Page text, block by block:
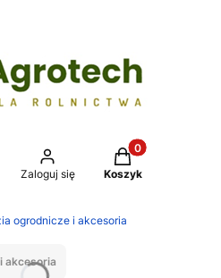
wyszukiwarkę
Zaloguj się
Produkty w
Koszyk
ogrodnicze i akcesoria
akcesoria